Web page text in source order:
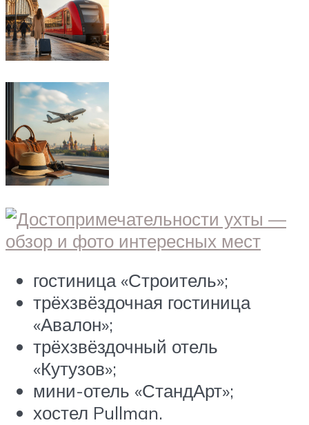
гостиница «Строитель»;
трёхзвёздочная гостиница
«Авалон»;
трёхзвёздочный отель
«Кутузов»;
мини-отель «СтандАрт»;
хостел Pullman.